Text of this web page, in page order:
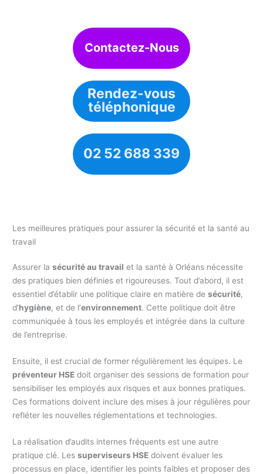
Contactez-Nous
Rendez-vous
téléphonique
02 52 688 339
Les meilleures pratiques pour assurer la sécurité et la santé au
travail
Assurer lasécurité au travail et la santé à Orléans nécessite
des pratiques bien définies et rigoureuses. Tout d’abord, il est
essentiel d’établir une politique claire en matière desécurité,
d’hygiène, et de l’environnement. Cette politique doit être
communiquée à tous les employés et intégrée dans la culture
de l’entreprise.
Ensuite, il est crucial de former régulièrement les équipes. Le
préventeur HSE doit organiser des sessions de formation pour
sensibiliser les employés aux risques et aux bonnes pratiques.
Ces formations doivent inclure des mises à jour régulières pour
refléter les nouvelles réglementations et technologies.
La réalisation d’audits internes fréquents est une autre
pratique clé. Lessuperviseurs HSE doivent évaluer les
processus en place, identifier les points faibles et proposer des